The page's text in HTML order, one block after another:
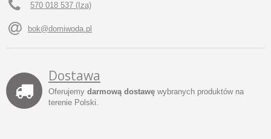
570 018 537 (Iza)
bok@domiwoda.pl
Dostawa
Oferujemy darmową dostawę wybranych produktów na
terenie Polski.